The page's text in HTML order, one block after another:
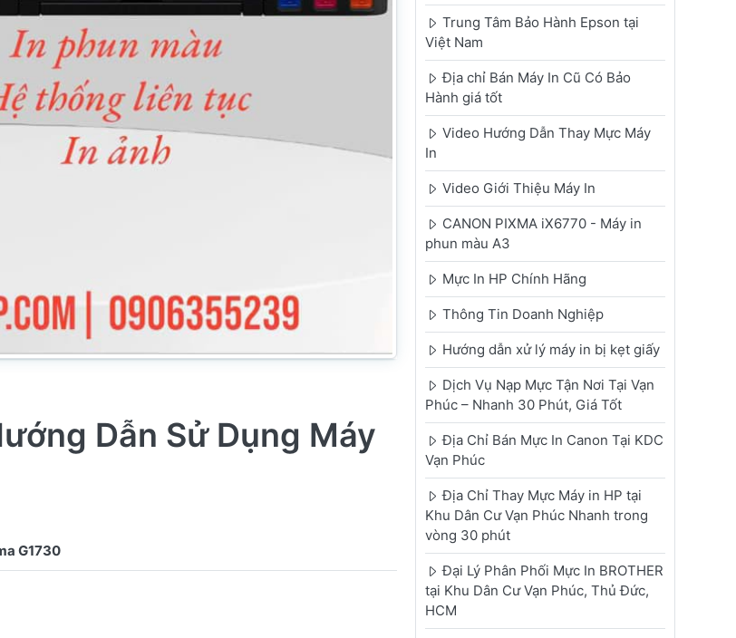
Dẫn Sử Dụng Máy
Trung Tâm Bảo Hành Epson tại
Việt Nam
Địa chỉ Bán Máy In Cũ Có Bảo
Hành giá tốt
Video Hướng Dẫn Thay Mực Máy
In
Video Giới Thiệu Máy In
CANON PIXMA iX6770 - Máy in
phun màu A3
Mực In HP Chính Hãng
Thông Tin Doanh Nghiệp
Hướng dẫn xử lý máy in bị kẹt giấy
Dịch Vụ Nạp Mực Tận Nơi Tại Vạn
Phúc – Nhanh 30 Phút, Giá Tốt
Địa Chỉ Bán Mực In Canon Tại KDC
Vạn Phúc
Địa Chỉ Thay Mực Máy in HP tại
Khu Dân Cư Vạn Phúc Nhanh trong
vòng 30 phút
Đại Lý Phân Phối Mực In BROTHER
tại Khu Dân Cư Vạn Phúc, Thủ Đức,
HCM